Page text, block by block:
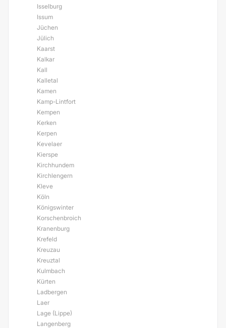
Isselburg
Issum
Jüchen
Jülich
Kaarst
Kalkar
Kall
Kalletal
Kamen
Kamp-Lintfort
Kempen
Kerken
Kerpen
Kevelaer
Kierspe
Kirchhundem
Kirchlengern
Kleve
Köln
Königswinter
Korschenbroich
Kranenburg
Krefeld
Kreuzau
Kreuztal
Kulmbach
Kürten
Ladbergen
Laer
Lage (Lippe)
Langenberg